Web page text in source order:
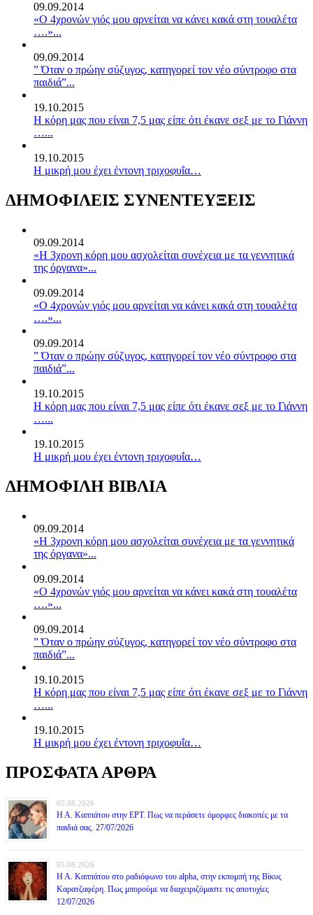
09.09.2014
«Ο 4χρονών γιός μου αρνείται να κάνει κακά στη τουαλέτα
….»...
09.09.2014
” Όταν ο πρώην σύζυγος, κατηγορεί τον νέο σύντροφο στα
παιδιά”...
19.10.2015
Η κόρη μας που είναι 7,5 μας είπε ότι έκανε σεξ με το Γιάννη
…...
19.10.2015
Η μικρή μου έχει έντονη τριχοφυΐα…
ΔΗΜΟΦΙΛΕΙΣ ΣΥΝΕΝΤΕΥΞΕΙΣ
09.09.2014
«Η 3χρονη κόρη μου ασχολείται συνέχεια με τα γεννητικά
της όργανα»...
09.09.2014
«Ο 4χρονών γιός μου αρνείται να κάνει κακά στη τουαλέτα
….»...
09.09.2014
” Όταν ο πρώην σύζυγος, κατηγορεί τον νέο σύντροφο στα
παιδιά”...
19.10.2015
Η κόρη μας που είναι 7,5 μας είπε ότι έκανε σεξ με το Γιάννη
…...
19.10.2015
Η μικρή μου έχει έντονη τριχοφυΐα…
ΔΗΜΟΦΙΛΗ ΒΙΒΛΙΑ
09.09.2014
«Η 3χρονη κόρη μου ασχολείται συνέχεια με τα γεννητικά
της όργανα»...
09.09.2014
«Ο 4χρονών γιός μου αρνείται να κάνει κακά στη τουαλέτα
….»...
09.09.2014
” Όταν ο πρώην σύζυγος, κατηγορεί τον νέο σύντροφο στα
παιδιά”...
19.10.2015
Η κόρη μας που είναι 7,5 μας είπε ότι έκανε σεξ με το Γιάννη
…...
19.10.2015
Η μικρή μου έχει έντονη τριχοφυΐα…
ΠΡΟΣΦΑΤΑ ΑΡΘΡΑ
05.08.2026
Η Α. Καππάτου στην ΕΡΤ. Πως να περάσετε όμορφες διακοπές με τα
παιδιά σας. 27/07/2026
05.08.2026
Η Α. Καππάτου στο ραδιόφωνο του alpha, στην εκπομπή της Βίκυς
Καρατζαφέρη. Πως μπορούμε να διαχειριζόμαστε τις αποτυχίες
12/07/2026